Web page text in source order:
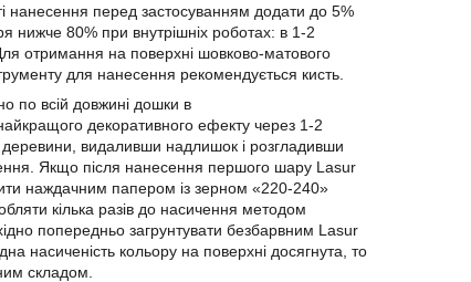
нанесення перед застосуванням додати до 5%
нижче 80% при внутрішніх роботах: в 1-2
отримання на поверхні шовково-матового
для нанесення рекомендується кисть.
по всій довжині дошки в
декоративного ефекту через 1-2
видаливши надлишок і розгладивши
Якщо після нанесення першого шару Lasur
наждачним папером із зерном «220-240»
кілька разів до насичення методом
попередньо загрунтувати безбарвним Lasur
насиченість кольору на поверхні досягнута, то
складом.